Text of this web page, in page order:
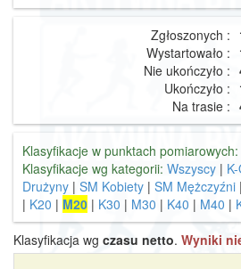
Zgłoszonych :
Wystartowało :
Nie ukończyło :
Ukończyło :
Na trasie :
Klasyfikacje w punktach pomiarowych:
Klasyfikacje wg kategorii: Wszyscy |
Drużyny | SM Kobiety | SM Mężczyźni |
| K20 | M20 | K30 | M30 | K40 | M40 |
Klasyfikacja wg czasu netto. Wyniki